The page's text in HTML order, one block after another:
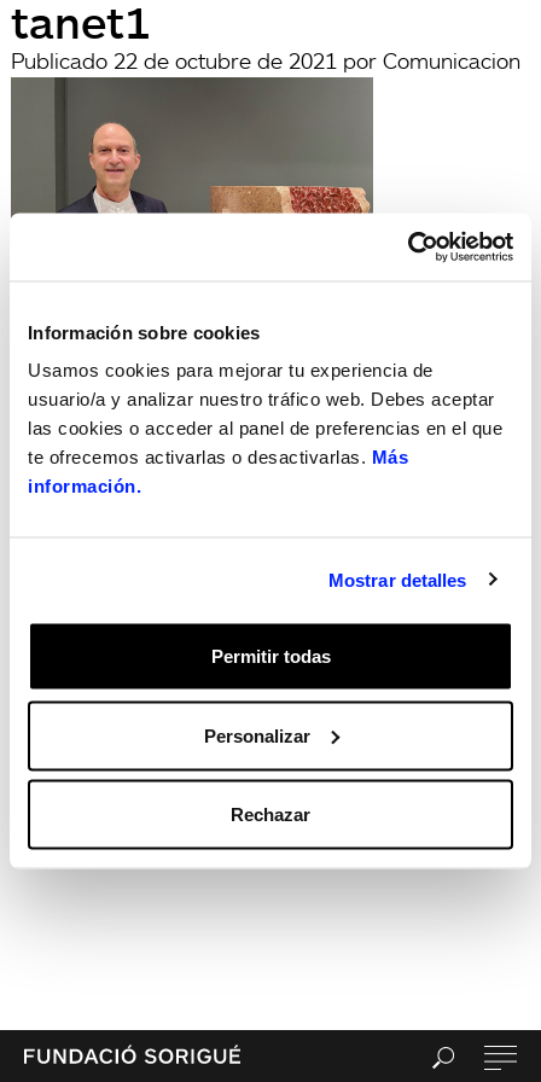
Información sobre cookies
Usamos cookies para mejorar tu experiencia de
usuario/a y analizar nuestro tráfico web. Debes aceptar
las cookies o acceder al panel de preferencias en el que
te ofrecemos activarlas o desactivarlas. Más
información.
Mostrar detalles
Permitir todas
Personalizar
Rechazar
tanet1
Publicado 22 de octubre de 2021 por Comunicacion
archivadas en:
Búsqueda
Buscar
por:
Search
Recent Posts
Categories
Meta
Feed de comentarios